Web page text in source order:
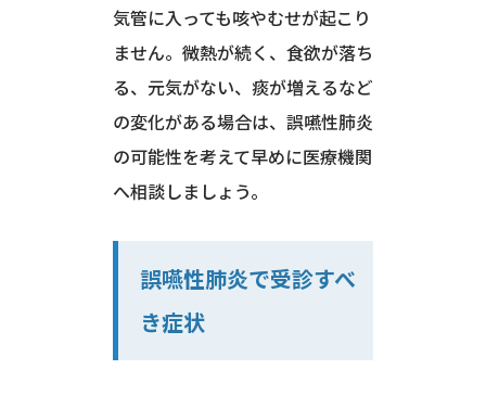
気管に入っても咳やむせが起こり
ません。微熱が続く、食欲が落ち
る、元気がない、痰が増えるなど
の変化がある場合は、誤嚥性肺炎
の可能性を考えて早めに医療機関
へ相談しましょう。
誤嚥性肺炎で受診すべ
き症状